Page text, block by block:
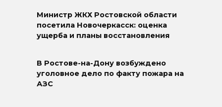
Министр ЖКХ Ростовской области
посетила Новочеркасск: оценка
ущерба и планы восстановления
В Ростове-на-Дону возбуждено
уголовное дело по факту пожара на
АЗС